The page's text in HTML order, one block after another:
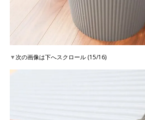
▼次の画像は下へスクロール (15/16)